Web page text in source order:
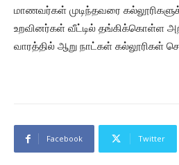
மாணவர்கள் முடிந்தவரை
உறவினர்கள் வீட்டில் தங்கிக்கொள்ள
வாரத்தில் ஆறு நாட்கள் கல்லூரிகள்
Facebook Twitter